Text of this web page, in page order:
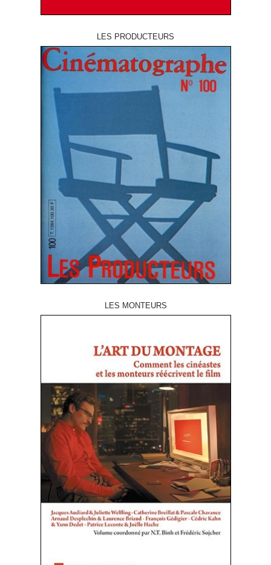
LES PRODUCTEURS
LES MONTEURS